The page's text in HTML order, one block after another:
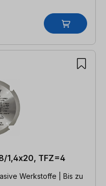
1,4x20, TFZ=4
Werkstoffe | Bis zu